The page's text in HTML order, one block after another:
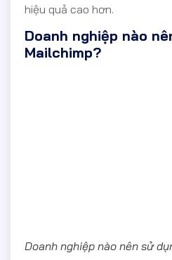
hiệu quả cao hơn.
Doanh nghiệp nào
Mailchimp?
Doanh nghiệp nào nên sử